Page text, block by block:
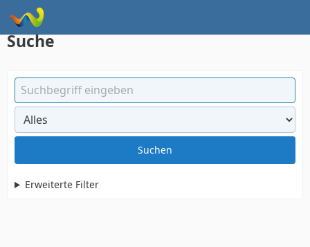
Instagram Galerie Demo
Suche
Suchen
Erweiterte Filter